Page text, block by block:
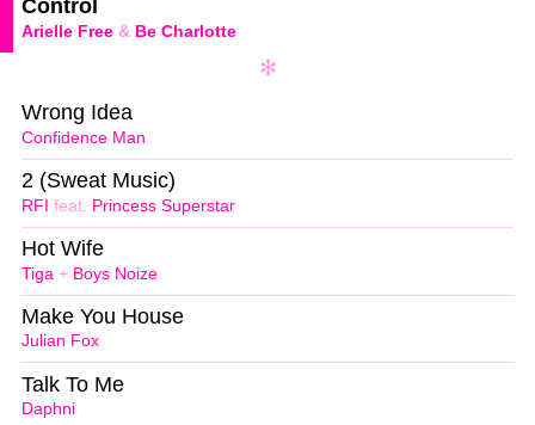
Arielle Free & Be Charlotte
Control
Confidence Man
Wrong Idea
RFI feat. Princess Superstar
2 (Sweat Music)
Tiga + Boys Noize
Hot Wife
Julian Fox
Make You House
Daphni
Talk To Me